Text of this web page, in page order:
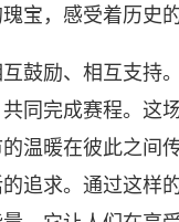
宝，感受着历史
鼓励、相互支持
同完成赛程。这
温暖在彼此之间
追求。通过这样